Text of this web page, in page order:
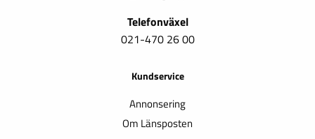
Telefonväxel
021-470 26 00
Kundservice
Annonsering
Om Länsposten